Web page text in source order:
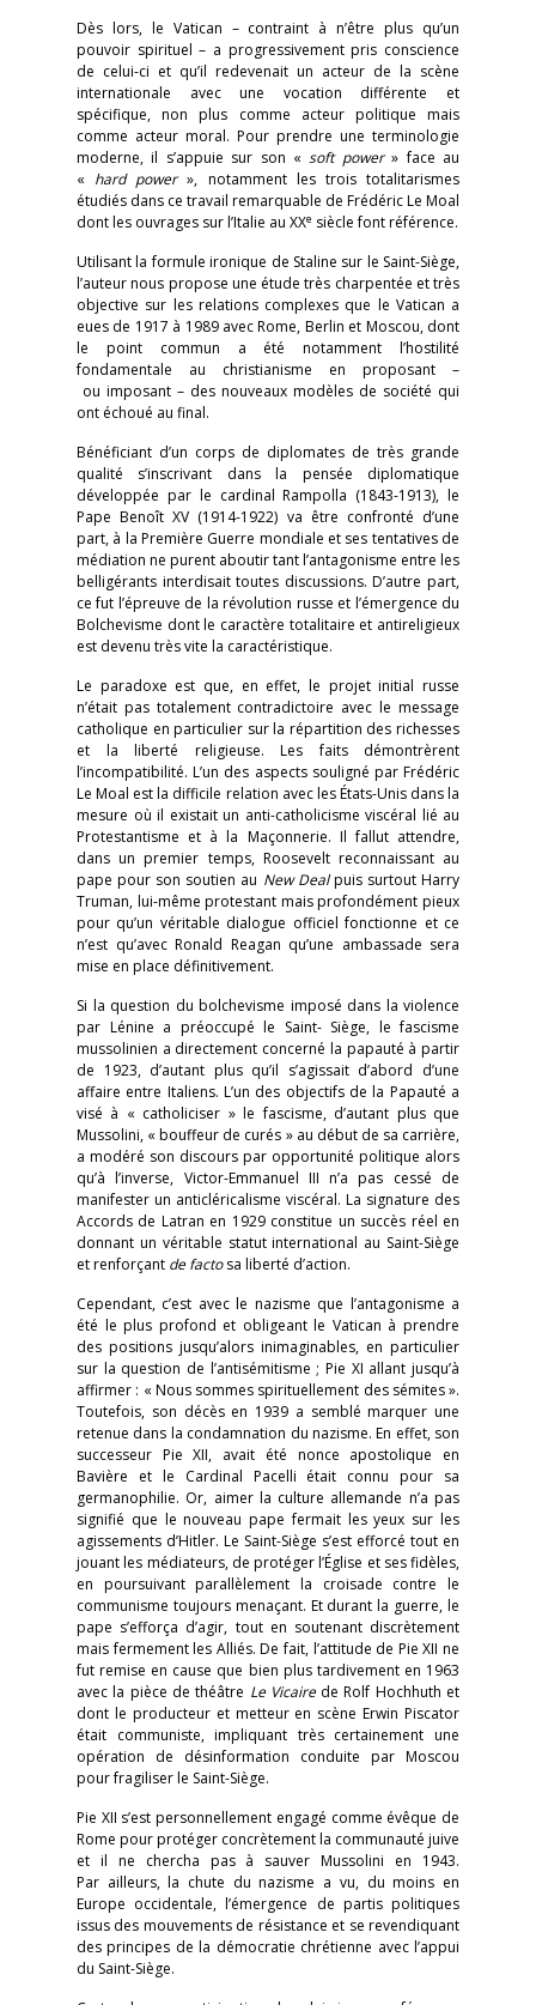
Dès lors, le Vatican – contraint à n’être plus qu’un
pouvoir spirituel – a progressivement pris conscience
de celui-ci et qu’il redevenait un acteur de la scène
internationale avec une vocation différente et
spécifique, non plus comme acteur politique mais
comme acteur moral. Pour prendre une terminologie
moderne, il s’appuie sur son «soft power» face au
« hard power», notamment les trois totalitarismes
étudiés dans ce travail remarquable de Frédéric Le Moal
dont les ouvrages sur l’Italie au XXe siècle font référence.
Utilisant la formule ironique de Staline sur le Saint-Siège,
l’auteur nous propose une étude très charpentée et très
objective sur les relations complexes que le Vatican a
eues de 1917 à 1989 avec Rome, Berlin et Moscou, dont
le point commun a été notamment l’hostilité
fondamentale au christianisme en proposant –
ou imposant – des nouveaux modèles de société qui
ont échoué au final.
Bénéficiant d’un corps de diplomates de très grande
qualité s’inscrivant dans la pensée diplomatique
développée par le cardinal Rampolla (1843-1913), le
Pape Benoît XV (1914-1922) va être confronté d’une
part, à la Première Guerre mondiale et ses tentatives de
médiation ne purent aboutir tant l’antagonisme entre les
belligérants interdisait toutes discussions. D’autre part,
ce fut l’épreuve de la révolution russe et l’émergence du
Bolchevisme dont le caractère totalitaire et antireligieux
est devenu très vite la caractéristique.
Le paradoxe est que, en effet, le projet initial russe
n’était pas totalement contradictoire avec le message
catholique en particulier sur la répartition des richesses
et la liberté religieuse. Les faits démontrèrent
l’incompatibilité. L’un des aspects souligné par Frédéric
Le Moal est la difficile relation avec les États-Unis dans la
mesure où il existait un anti-catholicisme viscéral lié au
Protestantisme et à la Maçonnerie. Il fallut attendre,
dans un premier temps, Roosevelt reconnaissant au
pape pour son soutien au New Dealpuis surtout Harry
Truman, lui-même protestant mais profondément pieux
pour qu’un véritable dialogue officiel fonctionne et ce
n’est qu’avec Ronald Reagan qu’une ambassade sera
mise en place définitivement.
Si la question du bolchevisme imposé dans la violence
par Lénine a préoccupé le Saint- Siège, le fascisme
mussolinien a directement concerné la papauté à partir
de 1923, d’autant plus qu’il s’agissait d’abord d’une
affaire entre Italiens. L’un des objectifs de la Papauté a
visé à « catholiciser » le fascisme, d’autant plus que
Mussolini, « bouffeur de curés » au début de sa carrière,
a modéré son discours par opportunité politique alors
qu’à l’inverse, Victor-Emmanuel III n’a pas cessé de
manifester un anticléricalisme viscéral. La signature des
Accords de Latran en 1929 constitue un succès réel en
donnant un véritable statut international au Saint-Siège
et renforçant de factosa liberté d’action.
Cependant, c’est avec le nazisme que l’antagonisme a
été le plus profond et obligeant le Vatican à prendre
des positions jusqu’alors inimaginables, en particulier
sur la question de l’antisémitisme ; Pie XI allant jusqu’à
affirmer : « Nous sommes spirituellement des sémites ».
Toutefois, son décès en 1939 a semblé marquer une
retenue dans la condamnation du nazisme. En effet, son
successeur Pie XII, avait été nonce apostolique en
Bavière et le Cardinal Pacelli était connu pour sa
germanophilie. Or, aimer la culture allemande n’a pas
signifié que le nouveau pape fermait les yeux sur les
agissements d’Hitler. Le Saint-Siège s’est efforcé tout en
jouant les médiateurs, de protéger l’Église et ses fidèles,
en poursuivant parallèlement la croisade contre le
communisme toujours menaçant. Et durant la guerre, le
pape s’efforça d’agir, tout en soutenant discrètement
mais fermement les Alliés. De fait, l’attitude de Pie XII ne
fut remise en cause que bien plus tardivement en 1963
avec la pièce de théâtre Le Vicaire de Rolf Hochhuth et
dont le producteur et metteur en scène Erwin Piscator
était communiste, impliquant très certainement une
opération de désinformation conduite par Moscou
pour fragiliser le Saint-Siège.
Pie XII s’est personnellement engagé comme évêque de
Rome pour protéger concrètement la communauté juive
et il ne chercha pas à sauver Mussolini en 1943.
Par ailleurs, la chute du nazisme a vu, du moins en
Europe occidentale, l’émergence de partis politiques
issus des mouvements de résistance et se revendiquant
des principes de la démocratie chrétienne avec l’appui
du Saint-Siège.